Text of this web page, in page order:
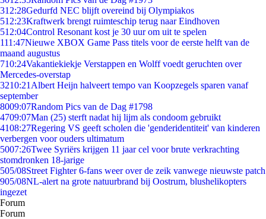
312:28Gedurfd NEC blijft overeind bij Olympiakos
512:23Kraftwerk brengt ruimteschip terug naar Eindhoven
512:04Control Resonant kost je 30 uur om uit te spelen
111:47Nieuwe XBOX Game Pass titels voor de eerste helft van de
maand augustus
710:24Vakantiekiekje Verstappen en Wolff voedt geruchten over
Mercedes-overstap
3210:21 Albert Heijn halveert tempo van Koopzegels sparen vanaf
september
8009:07Random Pics van de Dag #1798
4709:07Man (25) sterft nadat hij lijm als condoom gebruikt
4108:27Regering VS geeft scholen die 'genderidentiteit' van kinderen
verbergen voor ouders ultimatum
5007:26Twee Syriërs krijgen 11 jaar cel voor brute verkrachting
stomdronken 18-jarige
505/08Street Fighter 6-fans weer over de zeik vanwege nieuwste patch
905/08NL-alert na grote natuurbrand bij Oostrum, blushelikopters
ingezet
Forum
Forum